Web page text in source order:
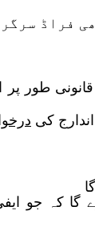
فراڈ
کی عمر 18 سال یا
گا کہ جو